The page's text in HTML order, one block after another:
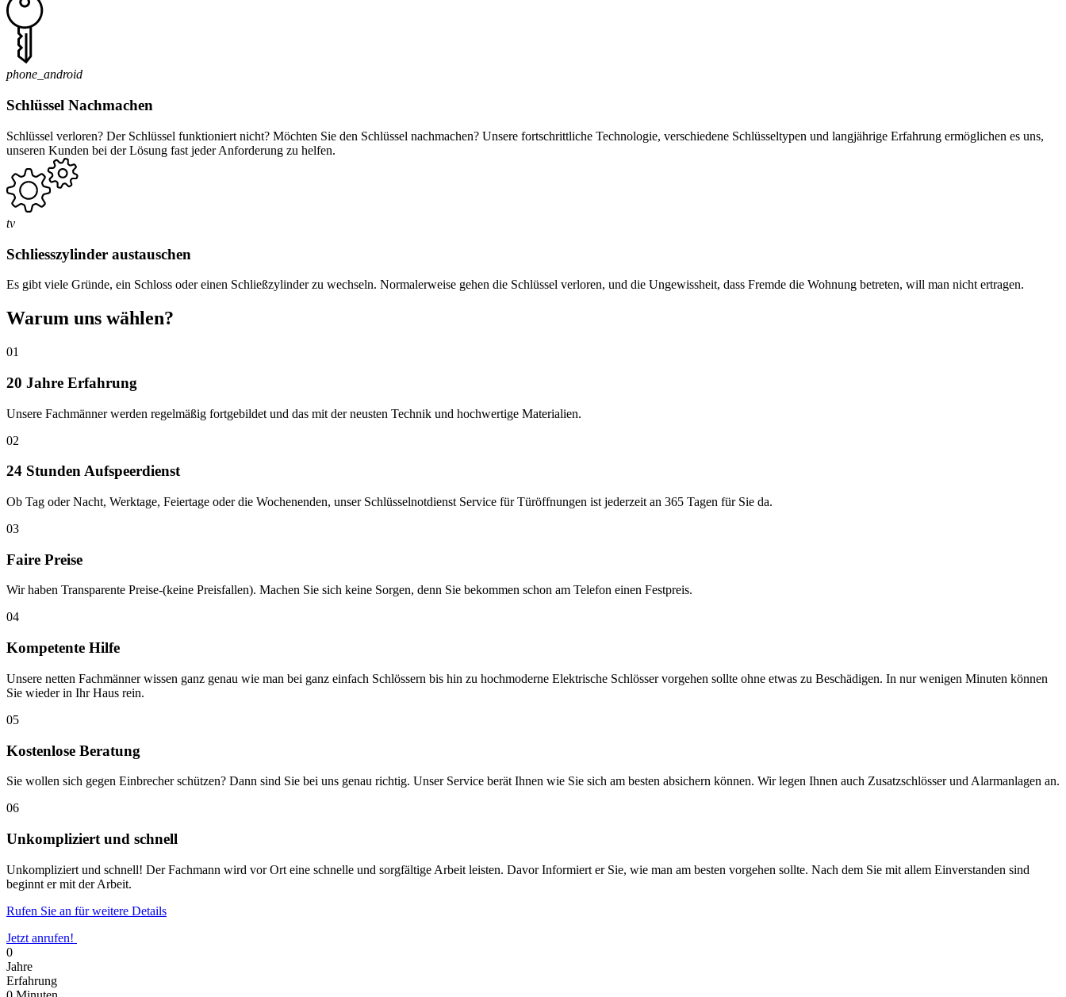
phone_android
Schlüssel Nachmachen
Schlüssel verloren? Der Schlüssel funktioniert nicht? Möchten Sie den Schlüssel nachmachen? Unsere fortschrittliche Technologie, verschiedene Schlüsseltypen und langjährige Erfahrung ermöglichen es uns,
unseren Kunden bei der Lösung fast jeder Anforderung zu helfen.
tv
Schliesszylinder austauschen
Es gibt viele Gründe, ein Schloss oder einen Schließzylinder zu wechseln. Normalerweise gehen die Schlüssel verloren, und die Ungewissheit, dass Fremde die Wohnung betreten, will man nicht ertragen.
Warum uns wählen?
01
20 Jahre Erfahrung
Unsere Fachmänner werden regelmäßig fortgebildet und das mit der neusten Technik und hochwertige Materialien.
02
24 Stunden Aufspeerdienst
Ob Tag oder Nacht, Werktage, Feiertage oder die Wochenenden, unser Schlüsselnotdienst Service für Türöffnungen ist jederzeit an 365 Tagen für Sie da.
03
Faire Preise
Wir haben Transparente Preise-(keine Preisfallen). Machen Sie sich keine Sorgen, denn Sie bekommen schon am Telefon einen Festpreis.
04
Kompetente Hilfe
Unsere netten Fachmänner wissen ganz genau wie man bei ganz einfach Schlössern bis hin zu hochmoderne Elektrische Schlösser vorgehen sollte ohne etwas zu Beschädigen. In nur wenigen Minuten können
Sie wieder in Ihr Haus rein.
05
Kostenlose Beratung
Sie wollen sich gegen Einbrecher schützen? Dann sind Sie bei uns genau richtig. Unser Service berät Ihnen wie Sie sich am besten absichern können. Wir legen Ihnen auch Zusatzschlösser und Alarmanlagen an.
06
Unkompliziert und schnell
Unkompliziert und schnell! Der Fachmann wird vor Ort eine schnelle und sorgfältige Arbeit leisten. Davor Informiert er Sie, wie man am besten vorgehen sollte. Nach dem Sie mit allem Einverstanden sind
beginnt er mit der Arbeit.
Rufen Sie an für weitere Details
Jetzt anrufen!
0
Jahre
Erfahrung